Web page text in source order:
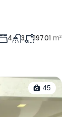
4 3 197.01 m²
45